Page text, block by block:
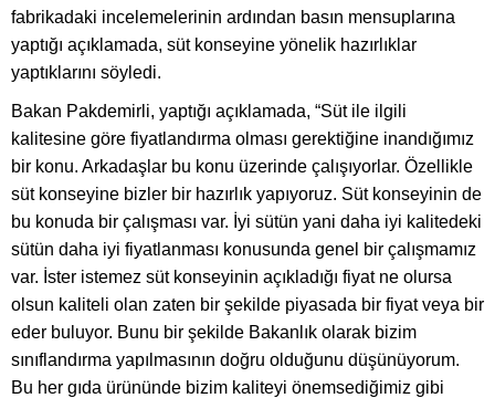
fabrikadaki incelemelerinin ardından basın mensuplarına
yaptığı açıklamada, süt konseyine yönelik hazırlıklar
yaptıklarını söyledi.
Bakan Pakdemirli, yaptığı açıklamada, “Süt ile ilgili
kalitesine göre fiyatlandırma olması gerektiğine inandığımız
bir konu. Arkadaşlar bu konu üzerinde çalışıyorlar. Özellikle
süt konseyine bizler bir hazırlık yapıyoruz. Süt konseyinin de
bu konuda bir çalışması var. İyi sütün yani daha iyi kalitedeki
sütün daha iyi fiyatlanması konusunda genel bir çalışmamız
var. İster istemez süt konseyinin açıkladığı fiyat ne olursa
olsun kaliteli olan zaten bir şekilde piyasada bir fiyat veya bir
eder buluyor. Bunu bir şekilde Bakanlık olarak bizim
sınıflandırma yapılmasının doğru olduğunu düşünüyorum.
Bu her gıda ürününde bizim kaliteyi önemsediğimiz gibi